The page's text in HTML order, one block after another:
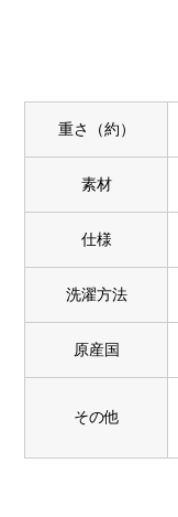
重さ（約）
素材
仕様
洗濯方法
原産国
その他